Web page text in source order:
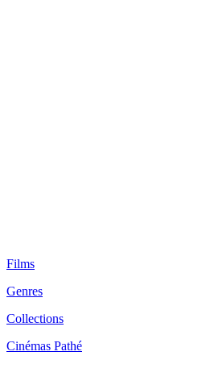
Films
Genres
Collections
Cinémas Pathé